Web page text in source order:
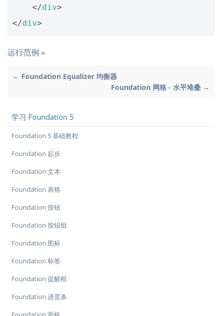
</div>
</div>
运行范例 »
← Foundation Equalizer 均衡器
Foundation 网格 - 水平堆叠 →
学习 Foundation 5
Foundation 5 基础教程
Foundation 起步
Foundation 文本
Foundation 表格
Foundation 按钮
Foundation 按钮组
Foundation 图标
Foundation 标签
Foundation 提醒框
Foundation 进度条